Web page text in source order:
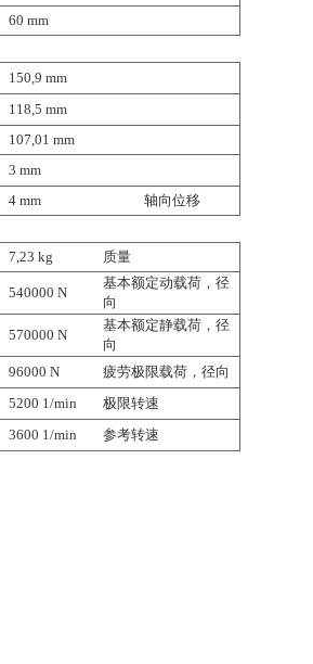
60 mm
150,9 mm
118,5 mm
107,01 mm
3 mm
4 mm 轴向位移
7,23 kg 质量
540000 N
基本额定动载荷，径
向
570000 N
基本额定静载荷，径
向
96000 N
疲劳极限载荷，径向
5200 1/min
极限转速
3600 1/min 参考转速